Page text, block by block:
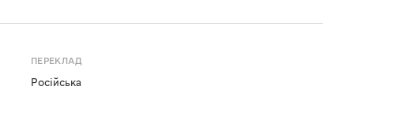
ПЕРЕКЛАД
Російська